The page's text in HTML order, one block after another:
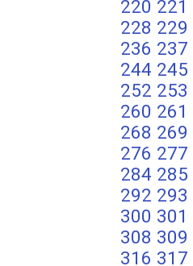
220 221
228 229
236 237
244 245
252 253
260 261
268 269
276 277
284 285
292 293
300 301
308 309
316 317